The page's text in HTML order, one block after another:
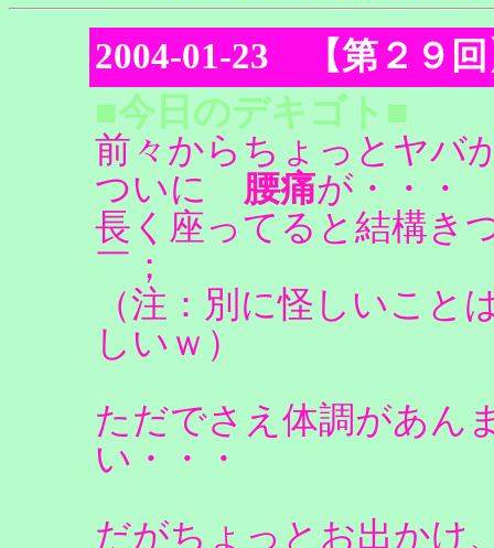
2004-01-23 【第２９
■今日のデキゴト■
前々からちょっとヤバ
ついに 腰痛が・・・
長く座ってると結構き
￣；
（注：別に怪しいこ
しいｗ）
ただでさえ体調があん
い・・・
だがちょっとお出かけ